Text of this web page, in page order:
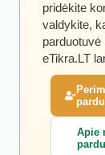
pridėkite
valdykite,
parduotuvė
eTikra.LT
Apie